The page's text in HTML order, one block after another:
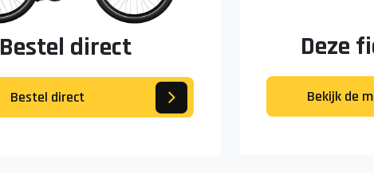
Bestel direct
Bestel direct
Deze
Bekijk de